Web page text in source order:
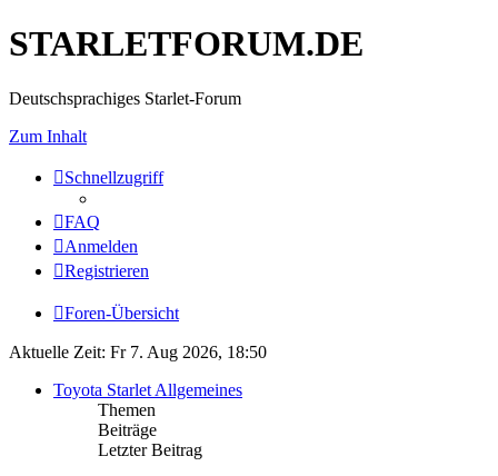
STARLETFORUM.DE
Deutschsprachiges Starlet-Forum
Zum Inhalt
Schnellzugriff
FAQ
Anmelden
Registrieren
Foren-Übersicht
Aktuelle Zeit: Fr 7. Aug 2026, 18:50
Toyota Starlet Allgemeines
Themen
Beiträge
Letzter Beitrag